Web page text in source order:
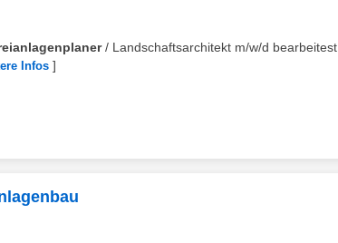
/ Landschaftsarchitekt m/w/d bearbeitest
Infos ]